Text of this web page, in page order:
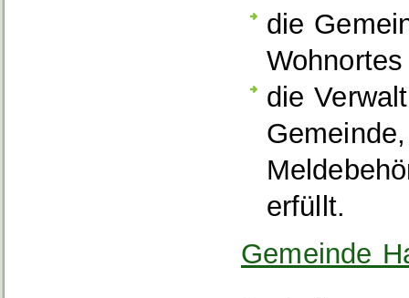
die
die
erfüllt.
Gemeinde